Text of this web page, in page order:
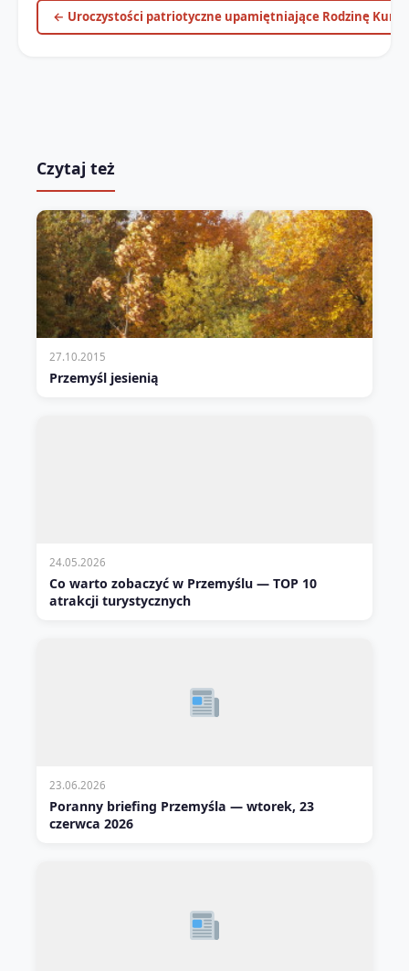
← Uroczystości patriotyczne upamiętniające Rodzinę
Czytaj też
27.10.2015
Przemyśl jesienią
24.05.2026
Co warto zobaczyć w Przemyślu — TOP 10
atrakcji turystycznych
23.06.2026
Poranny briefing Przemyśla — wtorek, 23
czerwca 2026